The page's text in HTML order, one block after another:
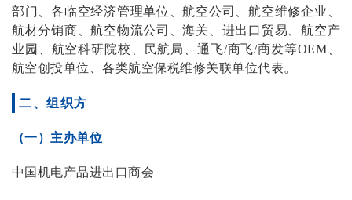
部门、各临空经济管理单位、航空公司、航空维修企业、
航材分销商、航空物流公司、海关、进出口贸易、航空产
业园、航空科研院校、民航局、通飞/商飞/商发等OEM、
航空创投单位、各类航空保税维修关联单位代表。
二、组织方
（一）主办单位
中国机电产品进出口商会